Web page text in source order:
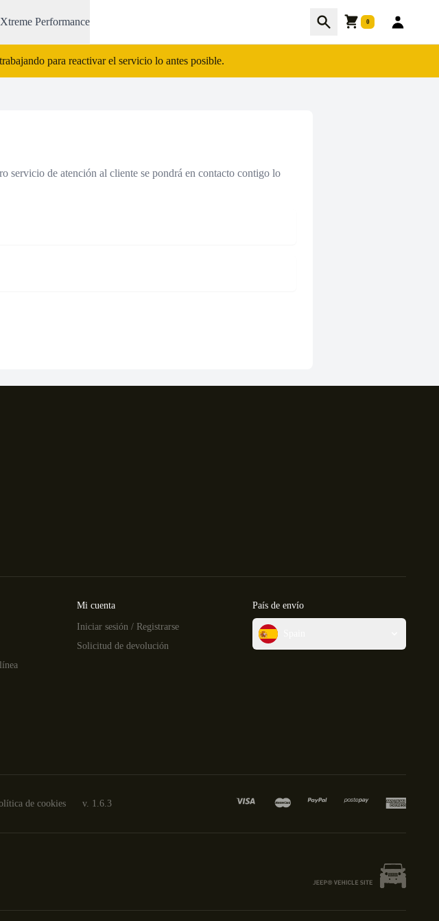
Xtreme Performance Buscar
Cart 0
para reactivar el servicio lo antes posible.
servicio de atención al cliente se pondrá en contacto contigo lo
Mi cuenta
Iniciar sesión / Registrarse
Solicitud de devolución
País de envío
de cookies v. 1.6.3